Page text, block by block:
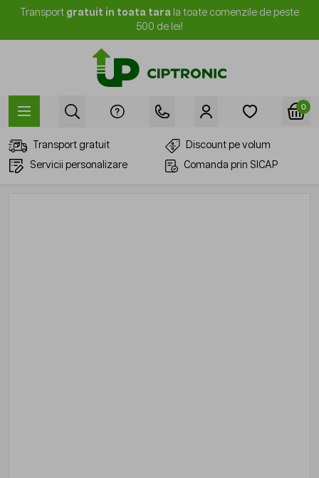
Mergi la Conținut
Transport gratuit in toata tara la toate comenzile de peste
500 de lei!
0
Transport gratuit
Discount pe volum
Servicii personalizare
Comanda prin SICAP